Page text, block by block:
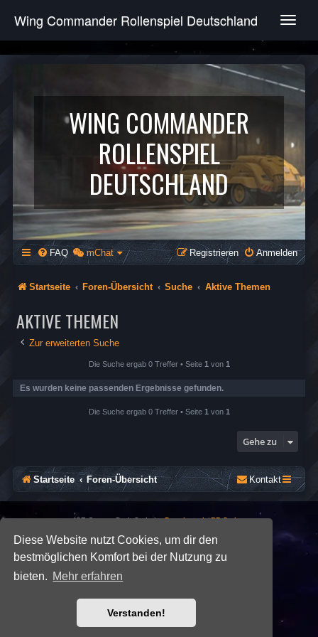
Diese Website nutzt Cookies, um dir den
bestmöglichen Komfort bei der Nutzung zu
bieten. Mehr erfahren
Verstanden!
T
g
e
v
g
a
t
i
o
n
Wing Commander Rollenspiel Deutschland
WING COMMANDER
ROLLENSPIEL
DEUTSCHLAND
FAQ mChat Anmelden
Registrieren
Startseite Foren-Übersicht Suche Aktive Themen
AKTIVE THEMEN
Zur erweiterten Suche
Die Suche ergab 0 Treffer • Seite 1 von 1
Es wurden keine passenden Ergebnisse gefunden.
Die Suche ergab 0 Treffer • Seite 1 von 1
Gehe zu
Startseite Foren-Übersicht Kontakt
*SE Gamer: Dark Style byPremium phpBB Styles
Powered byphpBB ® Forum Software © phpBB Limited
Datenschutz